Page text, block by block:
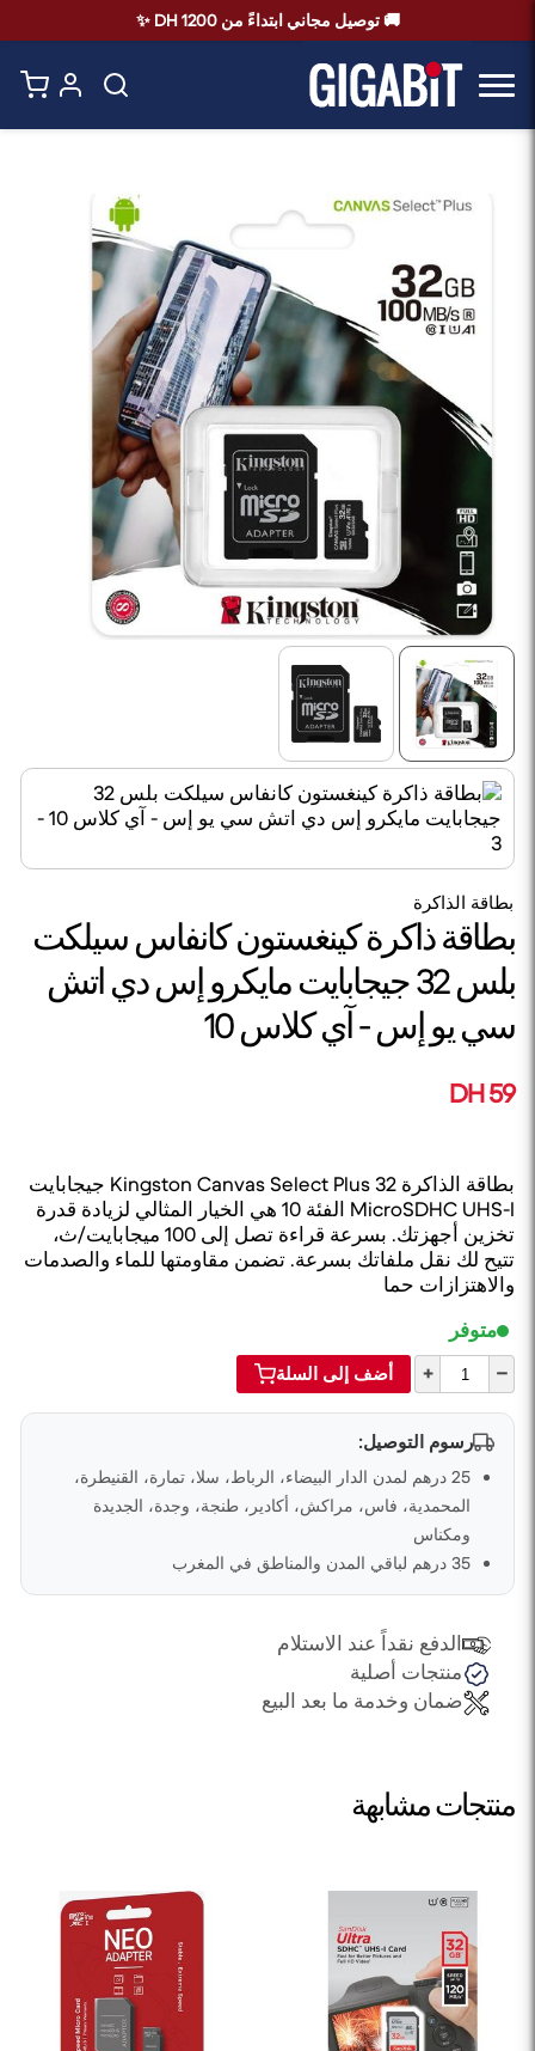
🚚 توصيل مجاني ابتداءً من 1200 DH ✨
بطاقة الذاكرة
بطاقة ذاكرة كينغستون كانفاس سيلكت
بلس 32 جيجابايت مايكرو إس دي اتش
سي يو إس - آي كلاس 10
59 DH
بطاقة الذاكرة Kingston Canvas Select Plus 32 جيجابايت
MicroSDHC UHS-I الفئة 10 هي الخيار المثالي لزيادة قدرة
تخزين أجهزتك. بسرعة قراءة تصل إلى 100 ميجابايت/ث،
تتيح لك نقل ملفاتك بسرعة. تضمن مقاومتها للماء والصدمات
والاهتزازات حما
متوفر
–
+ أضف إلى السلة
رسوم التوصيل:
25 درهم لمدن الدار البيضاء، الرباط، سلا، تمارة، القنيطرة،
المحمدية، فاس، مراكش، أكادير، طنجة، وجدة، الجديدة
ومكناس
35 درهم لباقي المدن والمناطق في المغرب
الدفع نقداً عند الاستلام
منتجات أصلية
ضمان وخدمة ما بعد البيع
منتجات مشابهة